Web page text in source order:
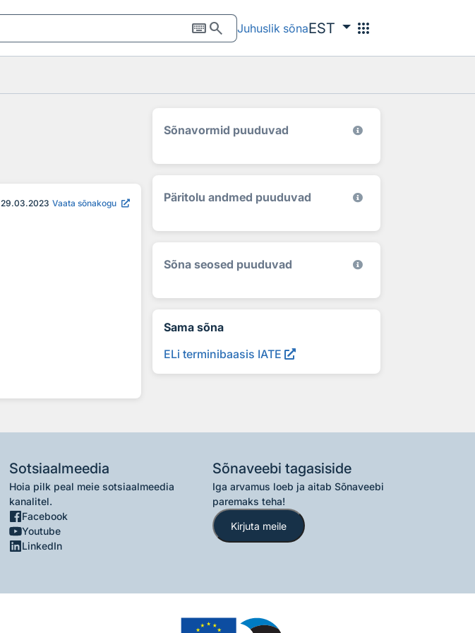
keyboardsearch Juhuslik sõnaEST apps
29.03.2023 Vaata sõnakogu
Sõnavormid puuduvad
Päritolu andmed puuduvad
Sõna seosed puuduvad
Sama sõna
ELi terminibaasis IATE
Sotsiaalmeedia
Hoia pilk peal meie sotsiaalmeedia
kanalitel.
Facebook
Youtube
LinkedIn
Sõnaveebi tagasiside
Iga arvamus loeb ja aitab Sõnaveebi
paremaks teha!
Kirjuta meile